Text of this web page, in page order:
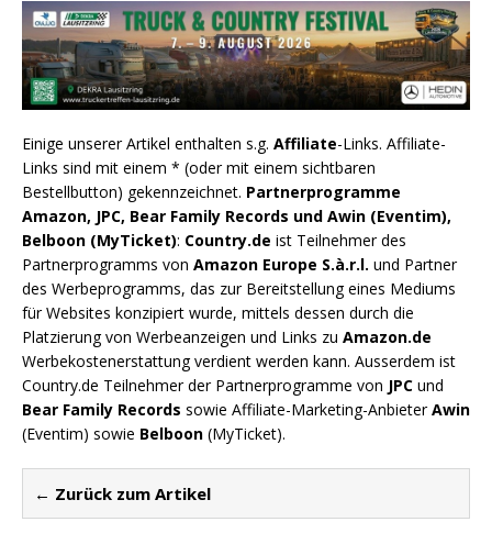
Einige unserer Artikel enthalten s.g. Affiliate-Links. Affiliate-
Links sind mit einem * (oder mit einem sichtbaren
Bestellbutton) gekennzeichnet. Partnerprogramme
Amazon, JPC, Bear Family Records und Awin (Eventim),
Belboon (MyTicket): Country.de ist Teilnehmer des
Partnerprogramms von Amazon Europe S.à.r.l. und Partner
des Werbeprogramms, das zur Bereitstellung eines Mediums
für Websites konzipiert wurde, mittels dessen durch die
Platzierung von Werbeanzeigen und Links zu Amazon.de
Werbekostenerstattung verdient werden kann. Ausserdem ist
Country.de Teilnehmer der Partnerprogramme von JPC und
Bear Family Records sowie Affiliate-Marketing-AnbieterAwin
(Eventim) sowie Belboon (MyTicket).
← Zurück zum Artikel